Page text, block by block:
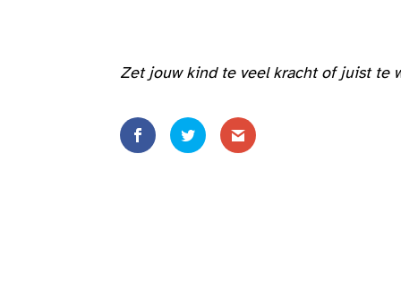
Zet jouw kind te veel kracht of juist te